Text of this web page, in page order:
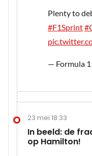
Plenty to
#F1Sprint
— Formula 1
23 mei 18:33
In beeld: de
op Hamilton!